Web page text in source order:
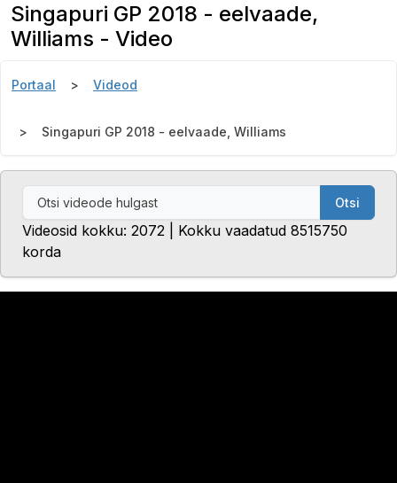
Singapuri GP 2018 - eelvaade,
Williams - Video
Portaal Videod
Singapuri GP 2018 - eelvaade, Williams
Otsi
Videosid kokku: 2072 | Kokku vaadatud 8515750
korda